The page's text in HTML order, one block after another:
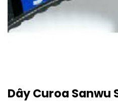
Dây Curoa Sanwu